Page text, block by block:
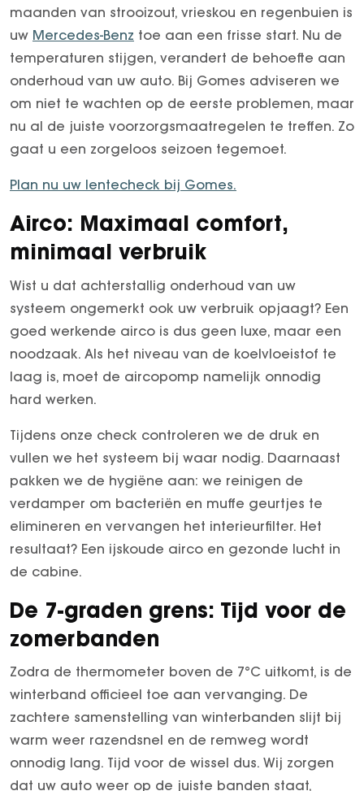
E-Klasse Limousine
EQA
EQB
EQE
EQE SUV
EQS
EQS SUV
GLA
GLB
GLC Coupé
GLE
GLE Coupé
GLS
GT Coupé
SL
smart
smart #1
smart #3
smart #5
VOYAH
Dongfeng
Mhero
Box
BYD
SEAL
SEAL U
SEAL U DM-I
BYD SEAL 6 DM-I
Arocs tot 500 ton
Econic
eEconic
FUSO
Fuso Canter
Fuso eCanter
Garantie verlengen
Gomes Select
Trucks
maanden van strooizout, vrieskou en regenbuien is
uw Mercedes-Benz toe aan een frisse start. Nu de
temperaturen stijgen, verandert de behoefte aan
onderhoud van uw auto. Bij Gomes adviseren we
om niet te wachten op de eerste problemen, maar
nu al de juiste voorzorgsmaatregelen te treffen. Zo
gaat u een zorgeloos seizoen tegemoet.
Plan nu uw lentecheck bij Gomes.
Airco: Maximaal comfort,
minimaal verbruik
Wist u dat achterstallig onderhoud van uw
systeem ongemerkt ook uw verbruik opjaagt? Een
goed werkende airco is dus geen luxe, maar een
noodzaak. Als het niveau van de koelvloeistof te
laag is, moet de aircopomp namelijk onnodig
hard werken.
Tijdens onze check controleren we de druk en
vullen we het systeem bij waar nodig. Daarnaast
pakken we de hygiëne aan: we reinigen de
verdamper om bacteriën en muffe geurtjes te
elimineren en vervangen het interieurfilter. Het
resultaat? Een ijskoude airco en gezonde lucht in
de cabine.
De 7-graden grens: Tijd voor de
zomerbanden
Zodra de thermometer boven de 7°C uitkomt, is de
winterband officieel toe aan vervanging. De
zachtere samenstelling van winterbanden slijt bij
warm weer razendsnel en de remweg wordt
onnodig lang. Tijd voor de wissel dus. Wij zorgen
dat uw auto weer op de juiste banden staat,